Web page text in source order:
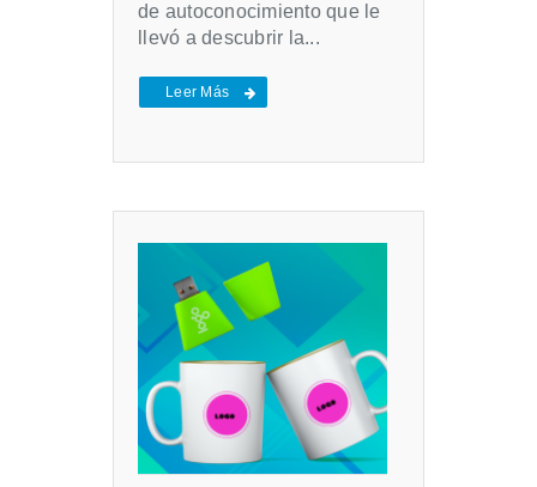
de autoconocimiento que le
llevó a descubrir la...
Leer Más